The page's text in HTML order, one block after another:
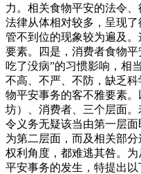
力。相关食物平安的法令
法律从体相对较多，呈现
管不到位的现象较为遍及
要素。四是，消费者食物
吃了没病”的习惯影响，相
不高、不严、不防，缺乏
物平安事务的客不雅要素
坊）、消费者、三个层面
令义务无疑该当由第一层
为第二层面，而及相关部
权利角度，都难逃其咎。
平安事务的发生，特提出以